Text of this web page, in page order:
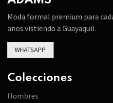
Moda formal premium para
años vistiendo a Guayaquil.
WHATSAPP
Colecciones
Hombres